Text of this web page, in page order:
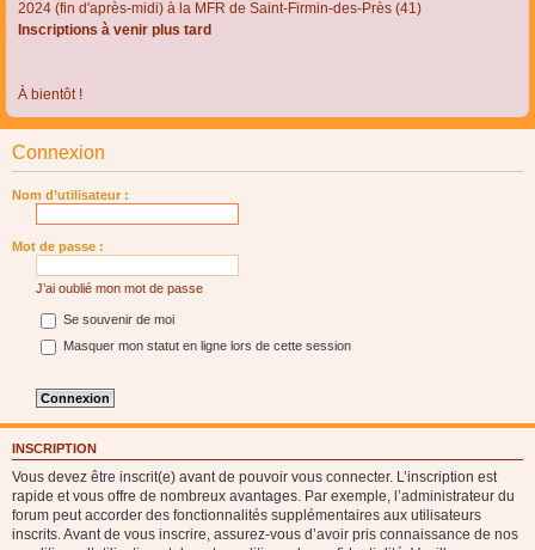
2024 (fin d'après-midi) à la MFR de Saint-Firmin-des-Près (41)
Inscriptions à venir plus tard
À bientôt !
Connexion
Nom d’utilisateur :
Mot de passe :
J’ai oublié mon mot de passe
Se souvenir de moi
Masquer mon statut en ligne lors de cette session
INSCRIPTION
Vous devez être inscrit(e) avant de pouvoir vous connecter. L’inscription est
rapide et vous offre de nombreux avantages. Par exemple, l’administrateur du
forum peut accorder des fonctionnalités supplémentaires aux utilisateurs
inscrits. Avant de vous inscrire, assurez-vous d’avoir pris connaissance de nos